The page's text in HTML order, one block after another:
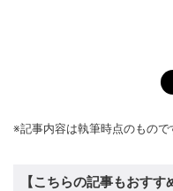
※記事内容は執筆時点のもので
【こちらの記事もおすす